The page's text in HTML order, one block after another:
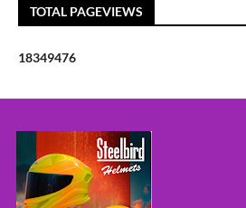
TOTAL PAGEVIEWS
18349476